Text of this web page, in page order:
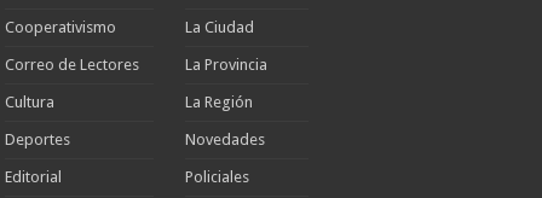
Cooperativismo
Correo de Lectores
Cultura
Deportes
Editorial
La Ciudad
La Provincia
La Región
Novedades
Policiales